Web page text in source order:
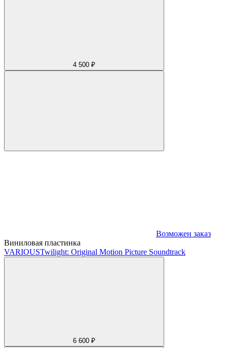
4 500 ₽
Возможен заказ
Виниловая пластинка
VARIOUSTwilight: Original Motion Picture Soundtrack
6 600 ₽